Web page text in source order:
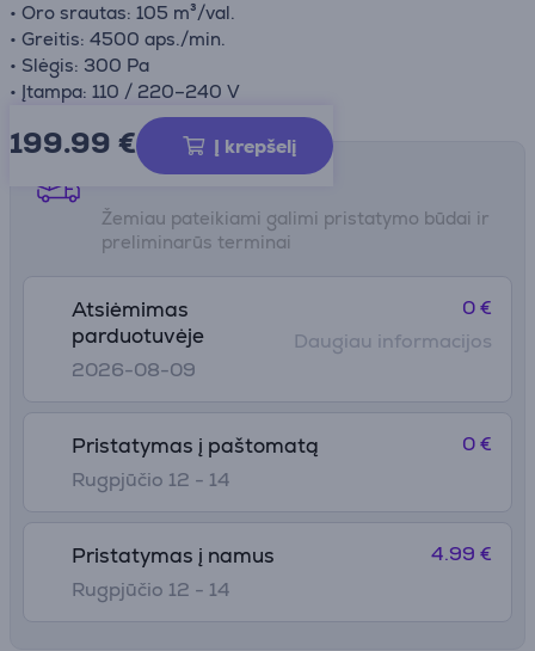
• Oro srautas: 105 m³/val.
• Greitis: 4500 aps./min.
• Slėgis: 300 Pa
• Įtampa: 110 / 220–240 V
199.99 € Į krepšelį
Pristatymo būdai
Žemiau pateikiami galimi pristatymo būdai ir
preliminarūs terminai
Atsiėmimas
parduotuvėje
2026-08-09
0 €
Daugiau informacijos
Pristatymas į paštomatą
Rugpjūčio 12 - 14
0 €
Pristatymas į namus
Rugpjūčio 12 - 14
4.99 €